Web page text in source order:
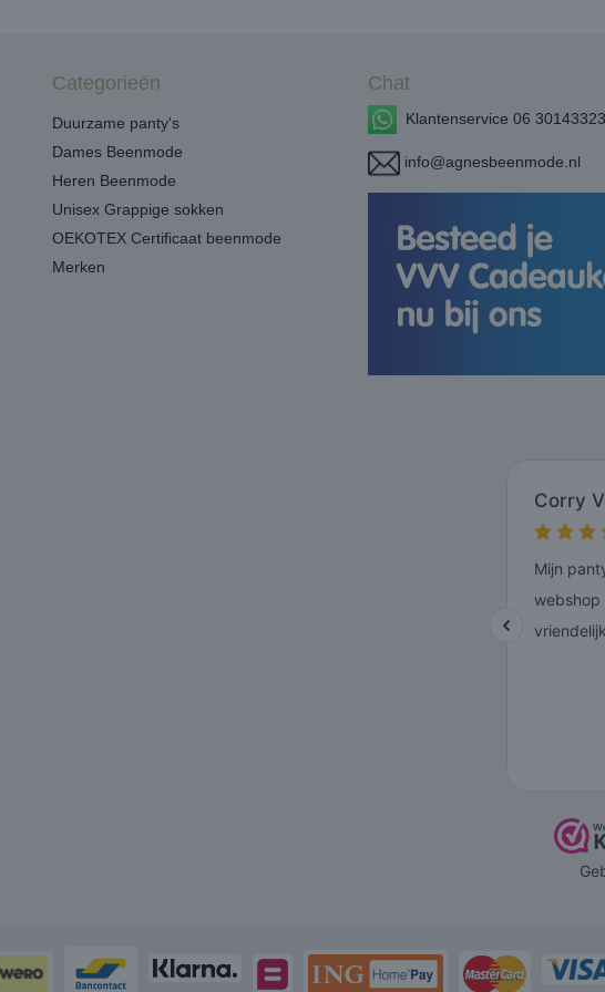
Categorieën
Duurzame panty's
Dames Beenmode
Heren Beenmode
Unisex Grappige sokken
OEKOTEX Certificaat beenmode
Merken
Chat
Klantenservice 06 30143323
info@agnesbeenmode.nl